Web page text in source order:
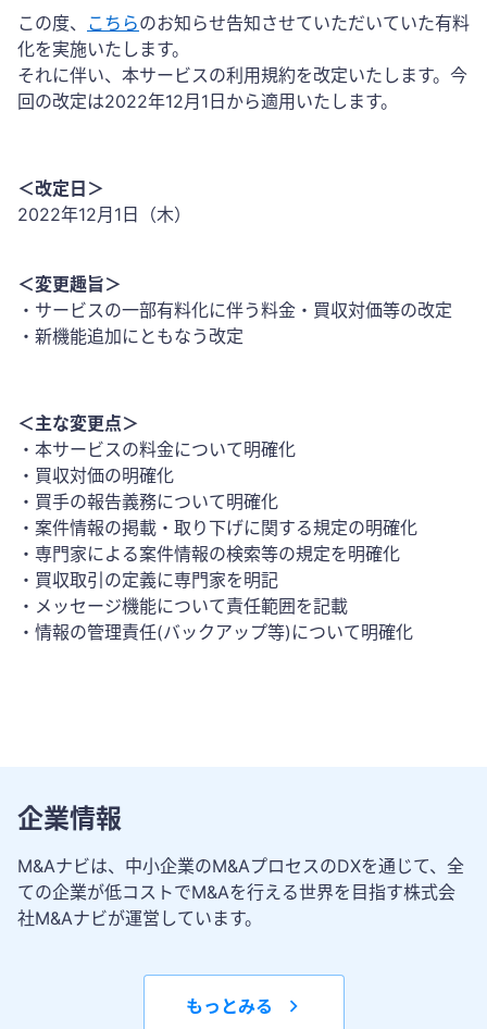
この度、 こちらのお知らせ告知させていただいていた有料
化を実施いたします。
それに伴い、本サービスの利用規約を改定いたします。今
回の改定は2022年12月1日から適用いたします。
＜改定日＞
2022年12月1日（木）
＜変更趣旨＞
・サービスの一部有料化に伴う料金・買収対価等の改定
・新機能追加にともなう改定
＜主な変更点＞
・本サービスの料金について明確化
・買収対価の明確化
・買手の報告義務について明確化
・案件情報の掲載・取り下げに関する規定の明確化
・専門家による案件情報の検索等の規定を明確化
・買収取引の定義に専門家を明記
・メッセージ機能について責任範囲を記載
・情報の管理責任(バックアップ等)について明確化
企業情報
M&Aナビは、中小企業のM&AプロセスのDXを通じて、全
ての企業が低コストでM&Aを行える世界を目指す株式会
社M&Aナビが運営しています。
もっとみる